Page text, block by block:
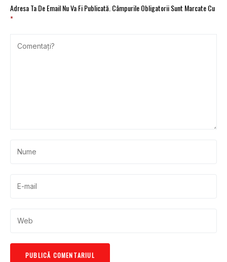
Adresa Ta De Email Nu Va Fi Publicată.Câmpurile Obligatorii Sunt Marcate Cu
*